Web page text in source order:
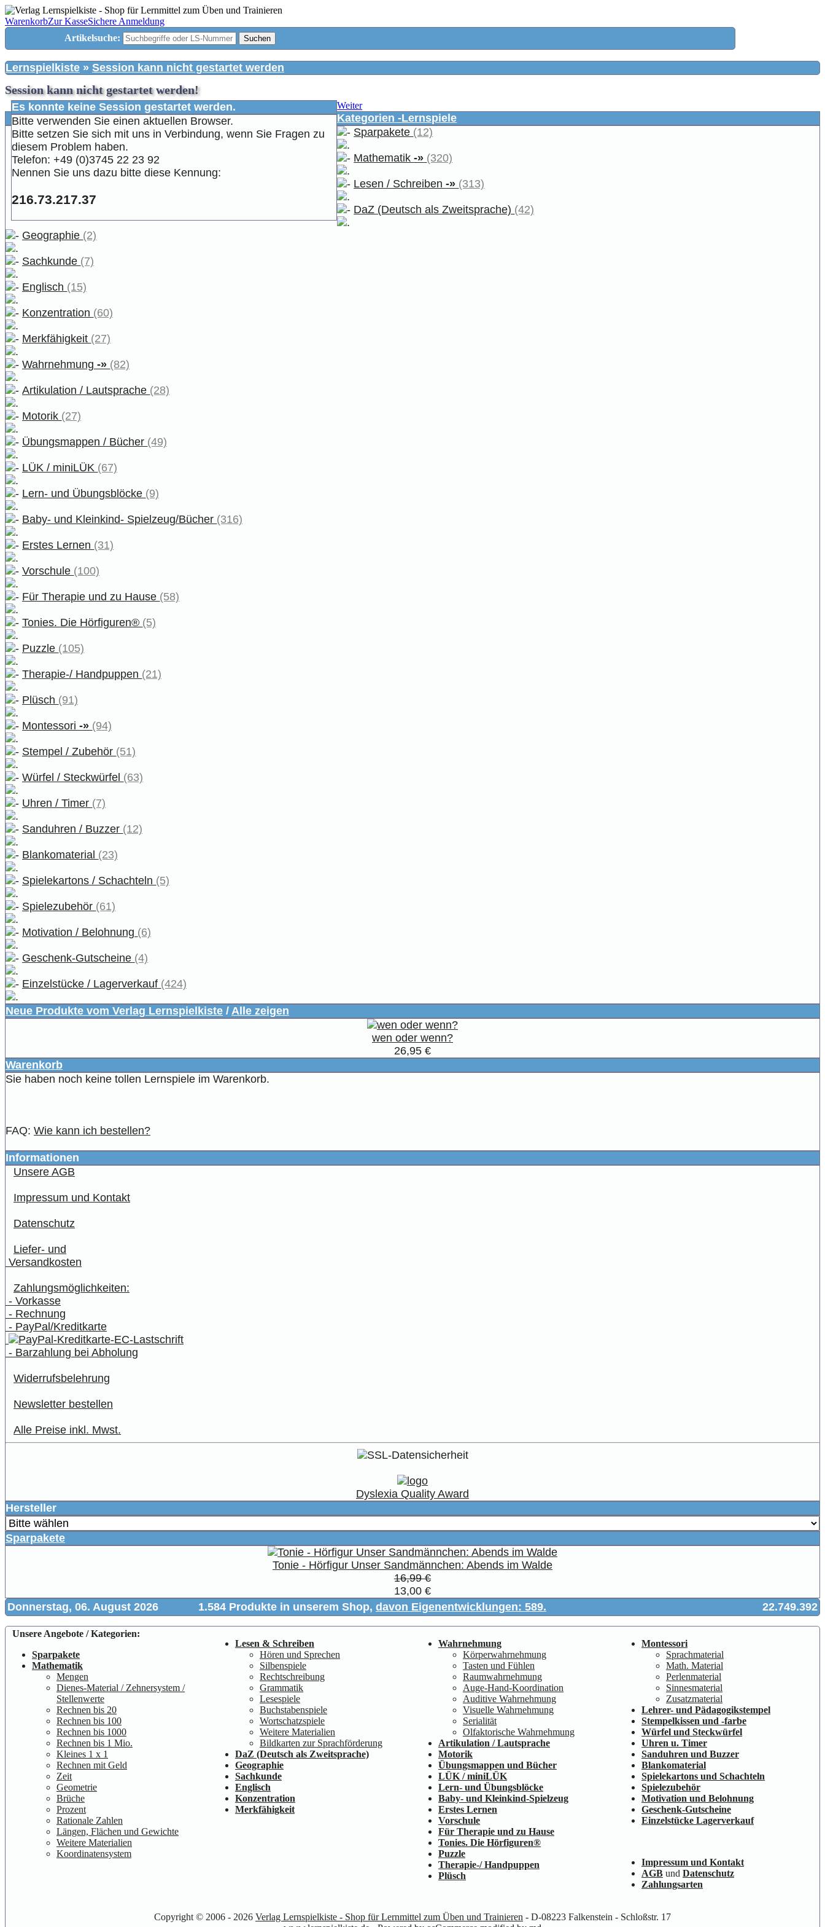
WarenkorbZur KasseSichere Anmeldung
Artikelsuche:
Suchen
Lernspielkiste » Session kann nicht gestartet werden
Session kann nicht gestartet werden!
Es konnte keine Session gestartet werden.
Bitte verwenden Sie einen aktuellen Browser.
Bitte setzen Sie sich mit uns in Verbindung, wenn Sie Fragen zu
diesem Problem haben.
Telefon: +49 (0)3745 22 23 92
Nennen Sie uns dazu bitte diese Kennung:
216.73.217.37
Weiter
Kategorien -Lernspiele
Sparpakete (12)
Mathematik-» (320)
Lesen / Schreiben-» (313)
DaZ (Deutsch als Zweitsprache) (42)
Geographie (2)
Sachkunde (7)
Englisch (15)
Konzentration (60)
Merkfähigkeit (27)
Wahrnehmung -» (82)
Artikulation / Lautsprache (28)
Motorik (27)
Übungsmappen / Bücher (49)
LÜK / miniLÜK (67)
Lern- und Übungsblöcke (9)
Baby- und Kleinkind- Spielzeug/Bücher (316)
Erstes Lernen (31)
Vorschule (100)
Für Therapie und zu Hause (58)
Tonies. Die Hörfiguren® (5)
Puzzle (105)
Therapie-/ Handpuppen (21)
Plüsch (91)
Montessori -» (94)
Stempel / Zubehör (51)
Würfel / Steckwürfel (63)
Uhren / Timer (7)
Sanduhren / Buzzer (12)
Blankomaterial (23)
Spielekartons / Schachteln (5)
Spielezubehör (61)
Motivation / Belohnung (6)
Geschenk-Gutscheine (4)
Einzelstücke / Lagerverkauf (424)
Neue Produkte vom Verlag Lernspielkiste / Alle zeigen
wen oder wenn?
26,95 €
Warenkorb
Sie haben noch keine tollen Lernspiele im Warenkorb.
FAQ: Wie kann ich bestellen?
Informationen
Unsere AGB
Impressum und Kontakt
Datenschutz
Liefer- und
Versandkosten
Zahlungsmöglichkeiten:
- Vorkasse
- Rechnung
- PayPal/Kreditkarte
- Barzahlung bei Abholung
Widerrufsbelehrung
Newsletter bestellen
Alle Preise inkl. Mwst.
Dyslexia Quality Award
Hersteller
Sparpakete
Tonie - Hörfigur Unser Sandmännchen: Abends im Walde
16,99 €
13,00 €
Donnerstag, 06. August 2026
1.584 Produkte in unserem Shop, davon Eigenentwicklungen: 589. 22.749.392
Unsere Angebote / Kategorien:
Sparpakete
Mathematik
Mengen
Dienes-Material / Zehnersystem /
Stellenwerte
Rechnen bis 20
Rechnen bis 100
Rechnen bis 1000
Rechnen bis 1 Mio.
Kleines 1 x 1
Rechnen mit Geld
Zeit
Geometrie
Brüche
Prozent
Rationale Zahlen
Längen, Flächen und Gewichte
Weitere Materialien
Koordinatensystem
Lesen & Schreiben
Hören und Sprechen
Silbenspiele
Rechtschreibung
Grammatik
Lesespiele
Buchstabenspiele
Wortschatzspiele
Weitere Materialien
Bildkarten zur Sprachförderung
DaZ (Deutsch als Zweitsprache)
Geographie
Sachkunde
Englisch
Konzentration
Merkfähigkeit
Wahrnehmung
Körperwahrnehmung
Tasten und Fühlen
Raumwahrnehmung
Auge-Hand-Koordination
Auditive Wahrnehmung
Visuelle Wahrnehmung
Serialität
Olfaktorische Wahrnehmung
Artikulation / Lautsprache
Motorik
Übungsmappen und Bücher
LÜK / miniLÜK
Lern- und Übungsblöcke
Baby- und Kleinkind-Spielzeug
Erstes Lernen
Vorschule
Für Therapie und zu Hause
Tonies. Die Hörfiguren®
Puzzle
Therapie-/ Handpuppen
Plüsch
Montessori
Sprachmaterial
Math. Material
Perlenmaterial
Sinnesmaterial
Zusatzmaterial
Lehrer- und Pädagogikstempel
Stempelkissen und -farbe
Würfel und Steckwürfel
Uhren u. Timer
Sanduhren und Buzzer
Blankomaterial
Spielekartons und Schachteln
Spielezubehör
Motivation und Belohnung
Geschenk-Gutscheine
Einzelstücke Lagerverkauf
Impressum und Kontakt
AGB und Datenschutz
Zahlungsarten
Copyright © 2006 - 2026 Verlag Lernspielkiste - Shop für Lernmittel zum Üben und Trainieren - D-08223 Falkenstein - Schloßstr. 17